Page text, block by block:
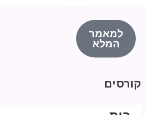
למאמר
המלא
קורסים